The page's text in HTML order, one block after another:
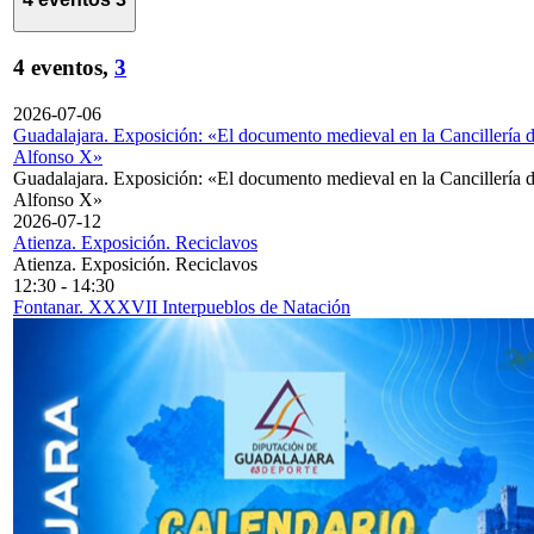
4 eventos, 3
2026-07-06
Guadalajara. Exposición: «El documento medieval en la Cancillería
Alfonso X»
Guadalajara. Exposición: «El documento medieval en la Cancillería
Alfonso X»
2026-07-12
Atienza. Exposición. Reciclavos
Atienza. Exposición. Reciclavos
12:30 - 14:30
Fontanar. XXXVII Interpueblos de Natación